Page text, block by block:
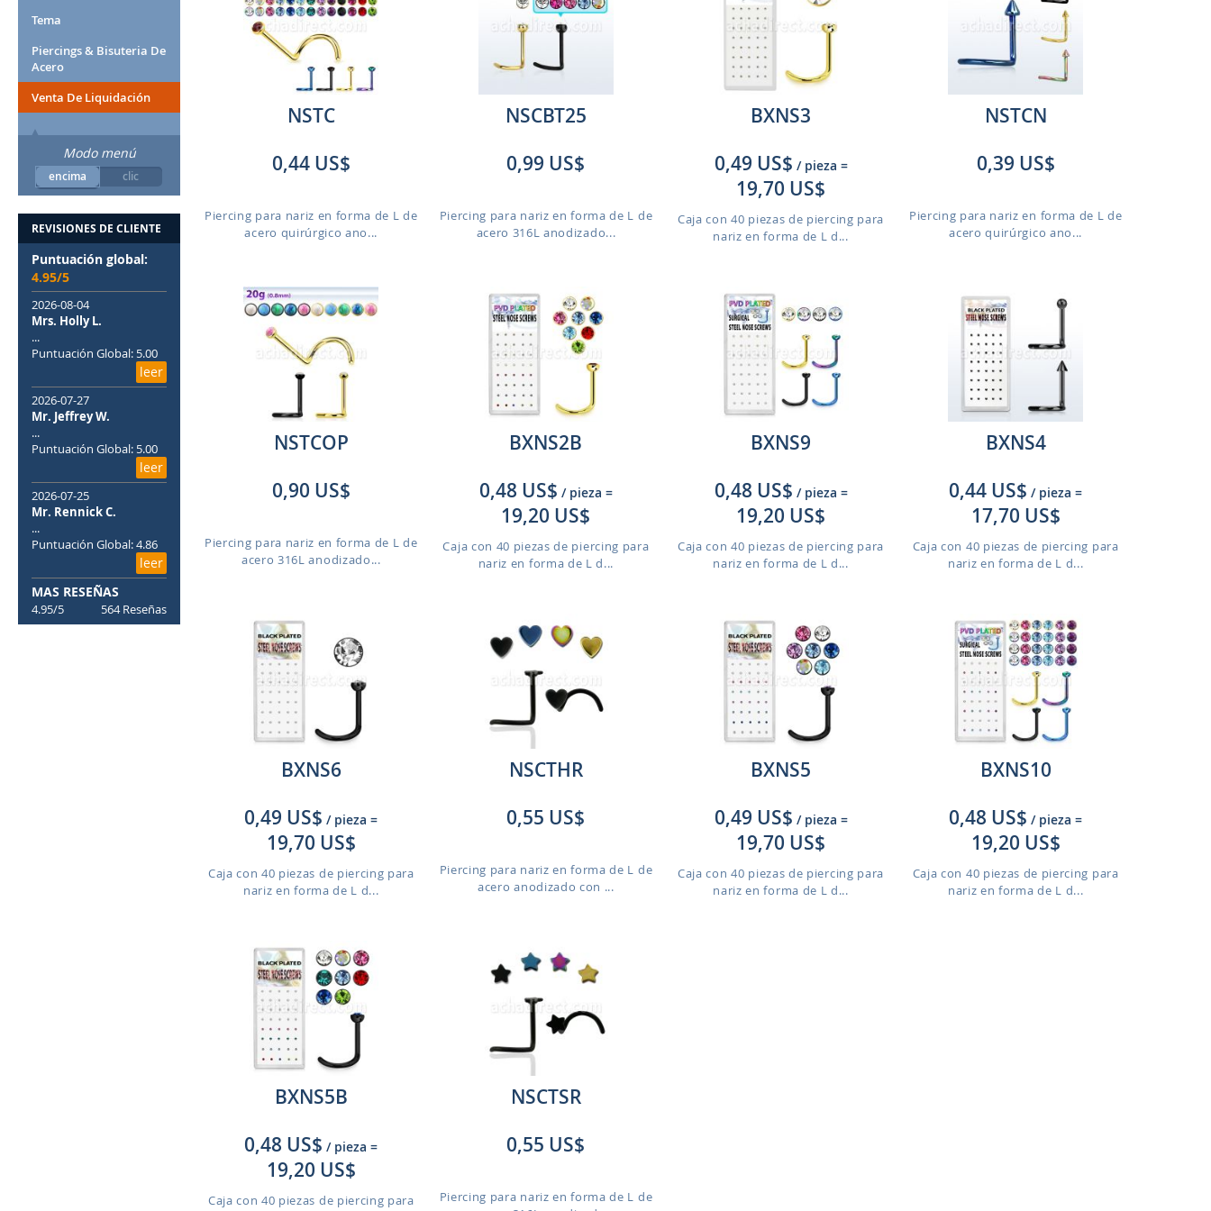
NSTC
0,44 US$
Piercing para nariz en forma de L de
acero quirúrgico ano...
NSCBT25
0,99 US$
Piercing para nariz en forma de L de
acero 316L anodizado...
BXNS3
0,49 US$ / pieza =
19,70 US$
Caja con 40 piezas de piercing para
nariz en forma de L d...
NSTCN
0,39 US$
Piercing para nariz en forma de L de
acero quirúrgico ano...
NSTCOP
0,90 US$
Piercing para nariz en forma de L de
acero 316L anodizado...
BXNS2B
0,48 US$ / pieza =
19,20 US$
Caja con 40 piezas de piercing para
nariz en forma de L d...
BXNS9
0,48 US$ / pieza =
19,20 US$
Caja con 40 piezas de piercing para
nariz en forma de L d...
BXNS4
0,44 US$ / pieza =
17,70 US$
Caja con 40 piezas de piercing para
nariz en forma de L d...
BXNS6
0,49 US$ / pieza =
19,70 US$
Caja con 40 piezas de piercing para
nariz en forma de L d...
NSCTHR
0,55 US$
Piercing para nariz en forma de L de
acero anodizado con ...
BXNS5
0,49 US$ / pieza =
19,70 US$
Caja con 40 piezas de piercing para
nariz en forma de L d...
BXNS10
0,48 US$ / pieza =
19,20 US$
Caja con 40 piezas de piercing para
nariz en forma de L d...
BXNS5B
0,48 US$ / pieza =
19,20 US$
Caja con 40 piezas de piercing para
NSCTSR
0,55 US$
Piercing para nariz en forma de L de
Tema
Piercings & Bisuteria De
Acero
Venta De Liquidación
Modo menú
encima clic
REVISIONES DE CLIENTE
Puntuación global:
4.95/5
2026-08-04
Mrs. Holly L.
...
Puntuación Global: 5.00
leer
2026-07-27
Mr. Jeffrey W.
...
Puntuación Global: 5.00
leer
2026-07-25
Mr. Rennick C.
...
Puntuación Global: 4.86
leer
MAS RESEÑAS
4.95/5 564 Reseñas